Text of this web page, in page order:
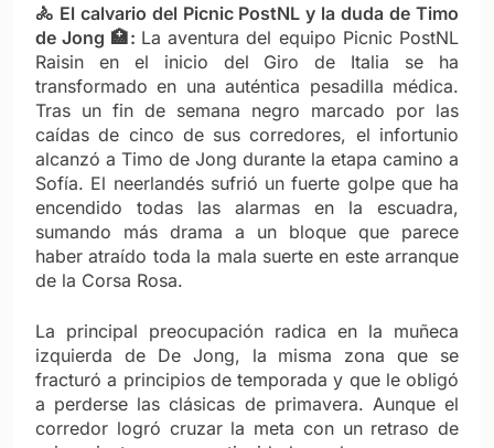
🚴 El calvario del Picnic PostNL y la duda de Timo
de Jong 🏥: La aventura del equipo Picnic PostNL
Raisin en el inicio del Giro de Italia se ha
transformado en una auténtica pesadilla médica.
Tras un fin de semana negro marcado por las
caídas de cinco de sus corredores, el infortunio
alcanzó a Timo de Jong durante la etapa camino a
Sofía. El neerlandés sufrió un fuerte golpe que ha
encendido todas las alarmas en la escuadra,
sumando más drama a un bloque que parece
haber atraído toda la mala suerte en este arranque
de la Corsa Rosa.
La principal preocupación radica en la muñeca
izquierda de De Jong, la misma zona que se
fracturó a principios de temporada y que le obligó
a perderse las clásicas de primavera. Aunque el
corredor logró cruzar la meta con un retraso de